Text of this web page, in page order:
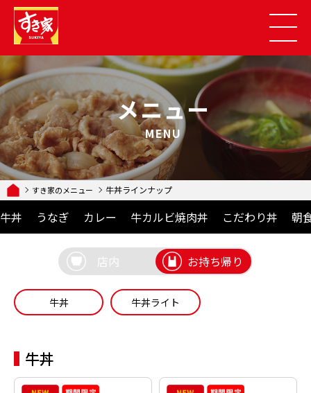
メニュー
MENU
すき家のメニュー 牛丼ラインナップ
牛丼 うなぎ カレー 牛カルビ焼肉丼 こだわり丼 朝
店内 お持ち帰り
牛丼 牛丼ライト
牛丼